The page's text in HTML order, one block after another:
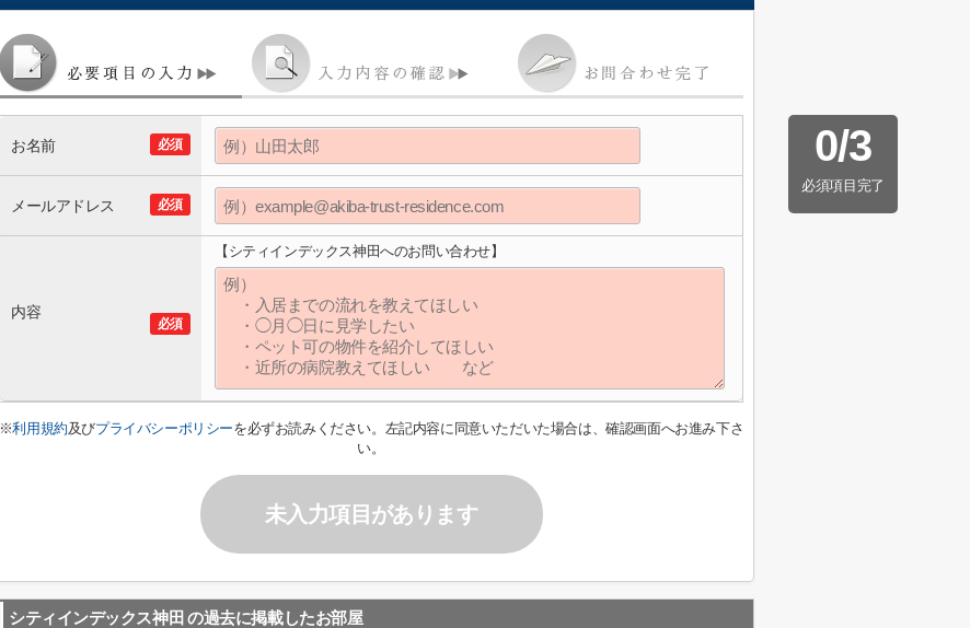
0/3
必須項目完了
必須
お名前
必須
メールアドレス
必須
内容
【シティインデックス神田へのお問い合わせ】
※利用規約及びプライバシーポリシーを必ずお読みください。左記内容に同意いただいた場合は、確認画面へお進み下さ
い。
未入力項目があります
シティインデックス神田 の過去に掲載したお部屋